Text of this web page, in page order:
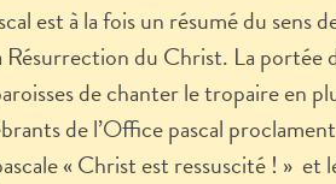
est à la fois un résumé du sens
du Christ. La portée
de chanter le tropaire en
de l’Office pascal
« Christ est ressuscité ! »